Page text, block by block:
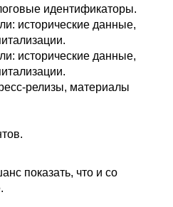
идентификаторы.
исторические данные,
исторические данные,
релизы, материалы
показать, что и со